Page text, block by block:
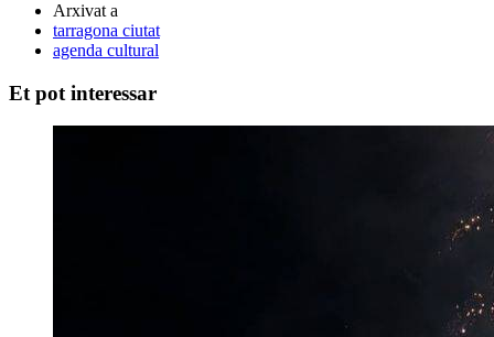
Arxivat a
tarragona ciutat
agenda cultural
Et pot interessar